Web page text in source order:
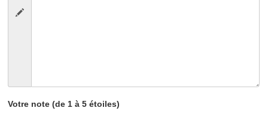
Votre note (de 1 à 5 étoiles)